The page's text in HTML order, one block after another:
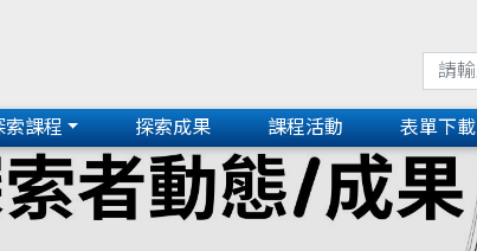
索課程 探索成果 課程活動 表單下載